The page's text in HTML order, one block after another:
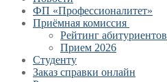
ФП «Профессионалитет»
Приёмная комиссия
Рейтинг абитуриентов
Прием 2026
Студенту
Заказ справки онлайн